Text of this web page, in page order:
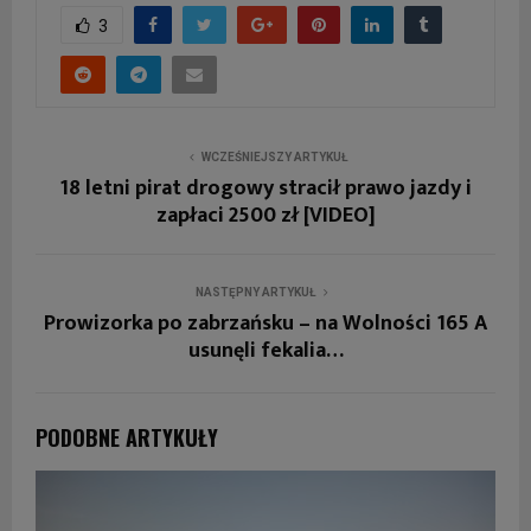
3
WCZEŚNIEJSZY ARTYKUŁ
18 letni pirat drogowy stracił prawo jazdy i
zapłaci 2500 zł [VIDEO]
NASTĘPNY ARTYKUŁ
Prowizorka po zabrzańsku – na Wolności 165 A
usunęli fekalia…
PODOBNE ARTYKUŁY